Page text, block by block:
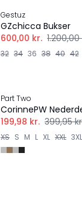
Gestuz
GZchicca Bukser
600,00 kr. 1.200,00
32 34 36 38 40 42
Part Two
CorinnePW
199,98 kr. 399,95
XS S M L XL XXL 3XL